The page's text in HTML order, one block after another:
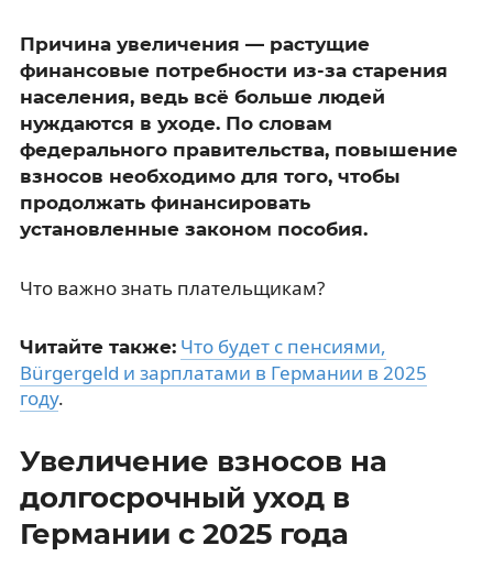
Причина увеличения — растущие
финансовые потребности из-за старения
населения, ведь всё больше людей
нуждаются в уходе. По словам
федерального правительства, повышение
взносов необходимо для того, чтобы
продолжать финансировать
установленные законом пособия.
Что важно знать плательщикам?
Читайте также: Что будет с пенсиями,
Bürgergeld и зарплатами в Германии в 2025
году.
Увеличение взносов на
долгосрочный уход в
Германии с 2025 года